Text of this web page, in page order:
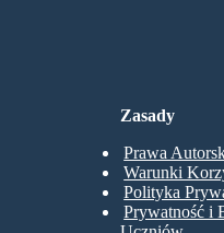
Zasady
Prawa
Warunki
Polityka
Prywatność i